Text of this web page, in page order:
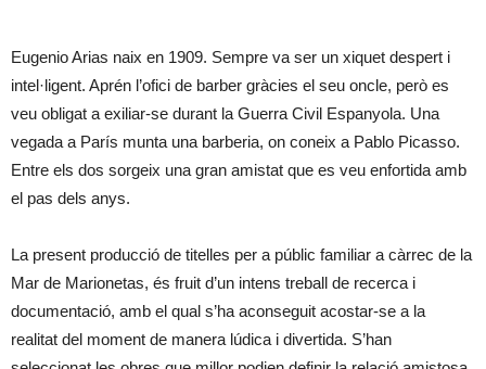
Eugenio Arias naix en 1909. Sempre va ser un xiquet despert i
intel·ligent. Aprén l’ofici de barber gràcies el seu oncle, però es
veu obligat a exiliar-se durant la Guerra Civil Espanyola. Una
vegada a París munta una barberia, on coneix a Pablo Picasso.
Entre els dos sorgeix una gran amistat que es veu enfortida amb
el pas dels anys.
La present producció de titelles per a públic familiar a càrrec de la
Mar de Marionetas, és fruit d’un intens treball de recerca i
documentació, amb el qual s’ha aconseguit acostar-se a la
realitat del moment de manera lúdica i divertida. S’han